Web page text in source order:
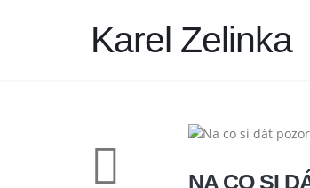
Karel Zelinka
NA CO SI